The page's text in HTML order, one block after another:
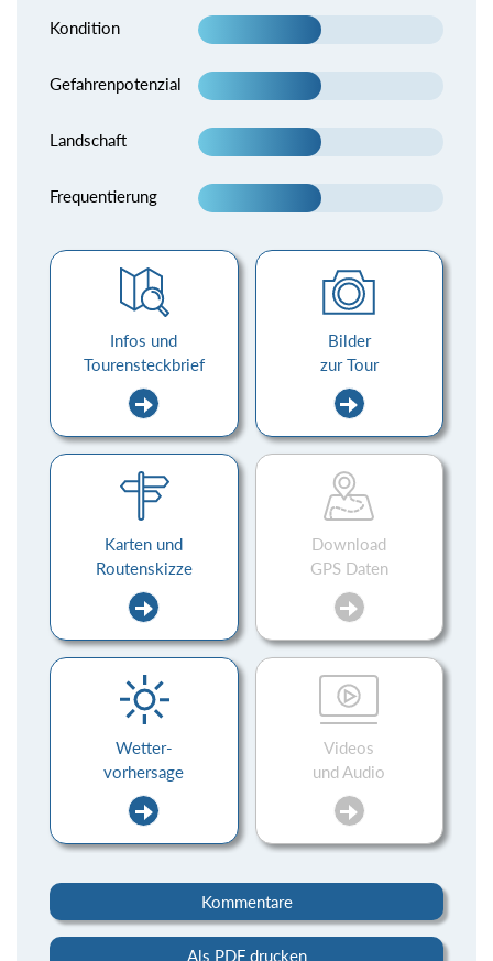
Kondition
Gefahrenpotenzial
Landschaft
Frequentierung
Infos und
Tourensteckbrief
Bilder
zur Tour
Karten und
Routenskizze
Download
GPS Daten
Wetter-
vorhersage
Videos
und Audio
Kommentare
Als PDF drucken